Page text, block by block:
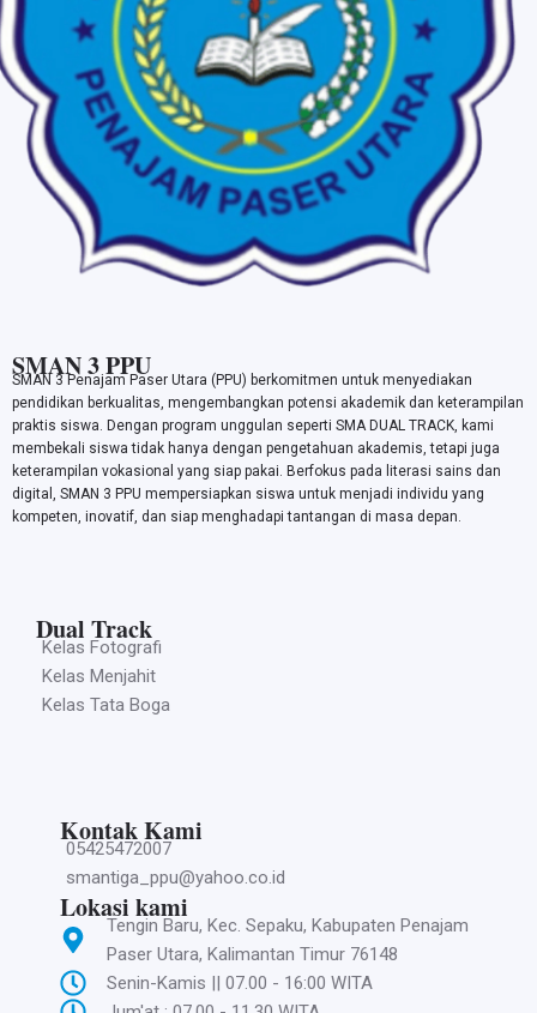
SMAN 3 PPU
SMAN 3 Penajam Paser Utara (PPU) berkomitmen untuk menyediakan
pendidikan berkualitas, mengembangkan potensi akademik dan keterampilan
praktis siswa. Dengan program unggulan seperti SMA DUAL TRACK, kami
membekali siswa tidak hanya dengan pengetahuan akademis, tetapi juga
keterampilan vokasional yang siap pakai. Berfokus pada literasi sains dan
digital, SMAN 3 PPU mempersiapkan siswa untuk menjadi individu yang
kompeten, inovatif, dan siap menghadapi tantangan di masa depan.
Dual Track
Kelas Fotografi
Kelas Menjahit
Kelas Tata Boga
Kontak Kami
05425472007
smantiga_ppu@yahoo.co.id
Lokasi kami
Tengin Baru, Kec. Sepaku, Kabupaten Penajam
Paser Utara, Kalimantan Timur 76148
Senin-Kamis || 07.00 - 16:00 WITA